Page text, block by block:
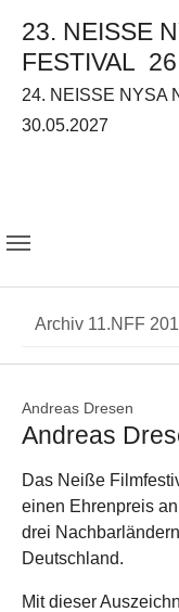
23. NEISSE
FESTIVAL
24. NEISSE NYSA
30.05.2027
Archiv 11.NFF
Andreas Dresen
Andreas
Das Neiße
einen Ehrenpreis
drei
Deutschland.
Mit dieser